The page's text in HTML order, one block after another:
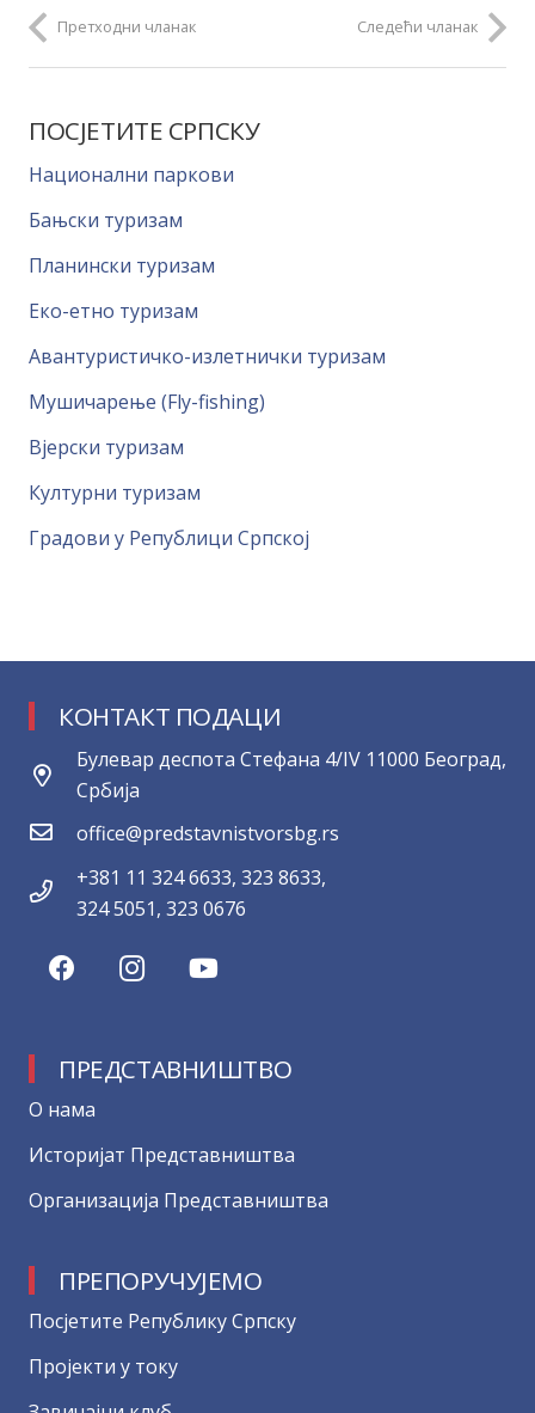
Претходни чланак Следећи чланак
ПОСЈЕТИТЕ СРПСКУ
Национални паркови
Бањски туризам
Планински туризам
Еко-етно туризам
Авантуристичко-излетнички туризам
Мушичарење (Fly-fishing)
Вјерски туризам
Културни туризам
Градови у Републици Српској
КОНТАКТ ПОДАЦИ
Булевар деспота Стефана 4/IV 11000 Београд,
Србија
office@predstavnistvorsbg.rs
+381 11 324 6633, 323 8633,
324 5051, 323 0676
ПРЕДСТАВНИШТВО
О нама
Историјат Представништва
Организација Представништва
ПРЕПОРУЧУЈЕМО
Посјетите Републику Српску
Пројекти у току